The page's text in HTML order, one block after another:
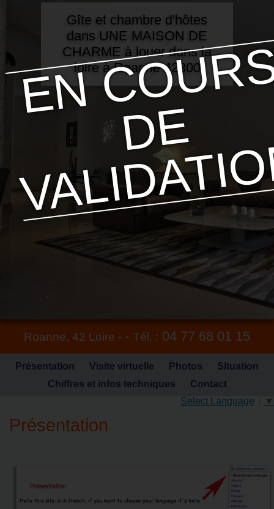
E
Gîte et chambre d'hôtes
dans UNE MAISON DE
CHARME à louer dans la
loire à Roanne 42300
Roanne, 42 Loire - - Tél. : 04 77 68 01 15
Présentation Visite virtuelle Photos
Situation
Chiffres et infos techniques
Contact
Présentation
Select Language ▼